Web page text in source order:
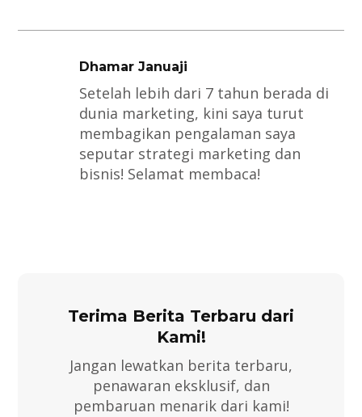
Dhamar Januaji
Setelah lebih dari 7 tahun berada di
dunia marketing, kini saya turut
membagikan pengalaman saya
seputar strategi marketing dan
bisnis! Selamat membaca!
Terima Berita Terbaru dari
Kami!
Jangan lewatkan berita terbaru,
penawaran eksklusif, dan
pembaruan menarik dari kami!